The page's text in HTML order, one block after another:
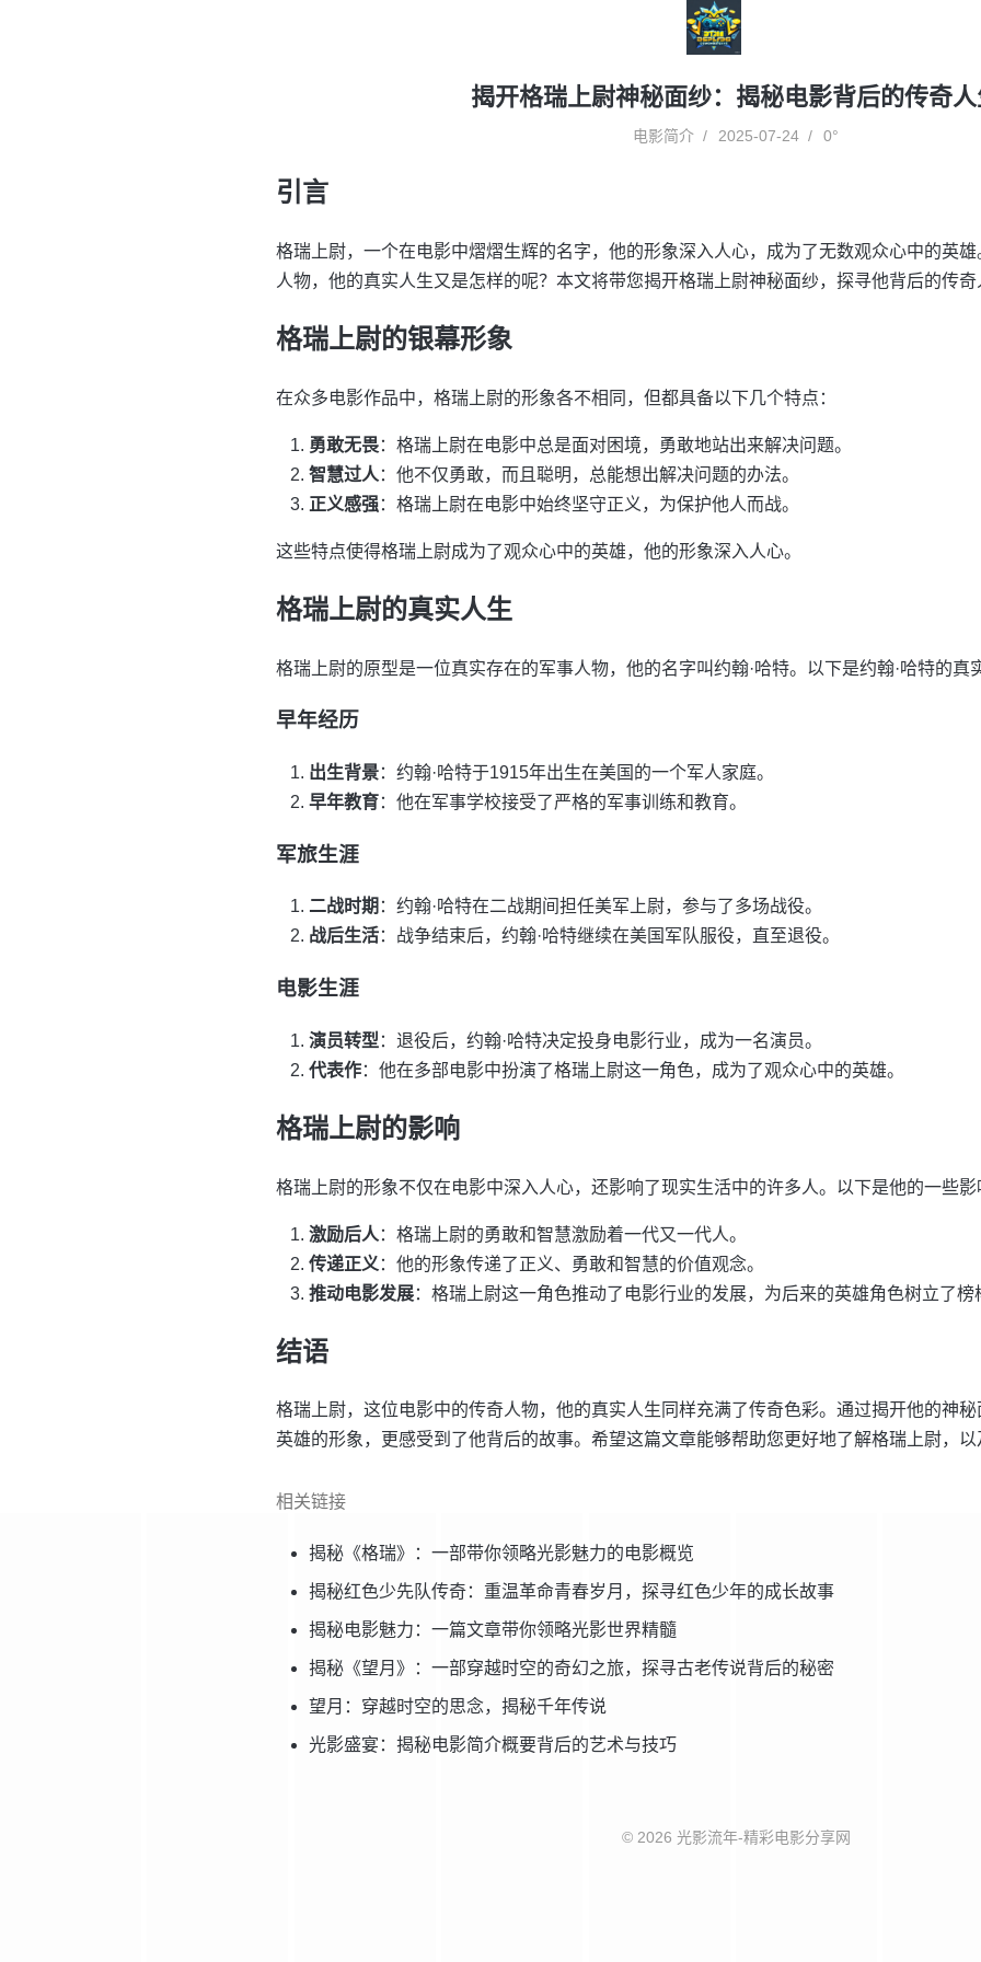
揭开格瑞上尉神秘面纱：揭秘电影背后的传奇
电影简介 2025-07-24 0°
引言
格瑞上尉，一个在电影中熠熠生辉的名字，他的形象深入人心，成为了无数观众心中的英
人物，他的真实人生又是怎样的呢？本文将带您揭开格瑞上尉神秘面纱，探寻他背后的传奇
格瑞上尉的银幕形象
在众多电影作品中，格瑞上尉的形象各不相同，但都具备以下几个特点：
勇敢无畏：格瑞上尉在电影中总是面对困境，勇敢地站出来解决问题。
智慧过人 ：他不仅勇敢，而且聪明，总能想出解决问题的办法。
正义感强：格瑞上尉在电影中始终坚守正义，为保护他人而战。
这些特点使得格瑞上尉成为了观众心中的英雄，他的形象深入人心。
格瑞上尉的真实人生
格瑞上尉的原型是一位真实存在的军事人物，他的名字叫约翰·哈特。以下是约翰·哈特的真
早年经历
出生背景：约翰·哈特于1915年出生在美国的一个军人家庭。
早年教育：他在军事学校接受了严格的军事训练和教育。
军旅生涯
二战时期 ：约翰·哈特在二战期间担任美军上尉，参与了多场战役。
战后生活：战争结束后，约翰·哈特继续在美国军队服役，直至退役。
电影生涯
演员转型 ：退役后，约翰·哈特决定投身电影行业，成为一名演员。
代表作：他在多部电影中扮演了格瑞上尉这一角色，成为了观众心中的英雄。
格瑞上尉的影响
格瑞上尉的形象不仅在电影中深入人心，还影响了现实生活中的许多人。以下是他的一些影
激励后人 ：格瑞上尉的勇敢和智慧激励着一代又一代人。
传递正义 ：他的形象传递了正义、勇敢和智慧的价值观念。
推动电影发展：格瑞上尉这一角色推动了电影行业的发展，为后来的英雄角色树立了榜
结语
格瑞上尉，这位电影中的传奇人物，他的真实人生同样充满了传奇色彩。通过揭开他的神
英雄的形象，更感受到了他背后的故事。希望这篇文章能够帮助您更好地了解格瑞上尉，
相关链接
揭秘《格瑞》：一部带你领略光影魅力的电影概览
揭秘红色少先队传奇：重温革命青春岁月，探寻红色少年的成长故事
揭秘电影魅力：一篇文章带你领略光影世界精髓
揭秘《望月》：一部穿越时空的奇幻之旅，探寻古老传说背后的秘密
望月：穿越时空的思念，揭秘千年传说
光影盛宴：揭秘电影简介概要背后的艺术与技巧
© 2026 光影流年-精彩电影分享网